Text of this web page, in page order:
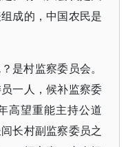
成的，中国农民是
是村监察委员会。
一人，候补监察委
高望重能主持公道
长村副监察委员之